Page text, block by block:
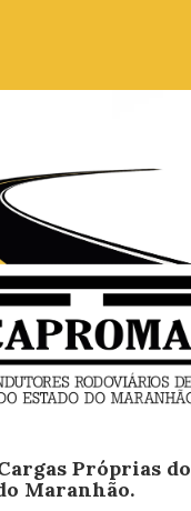
Próprias do
Maranhão.